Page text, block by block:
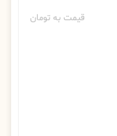
قیمت به تومان